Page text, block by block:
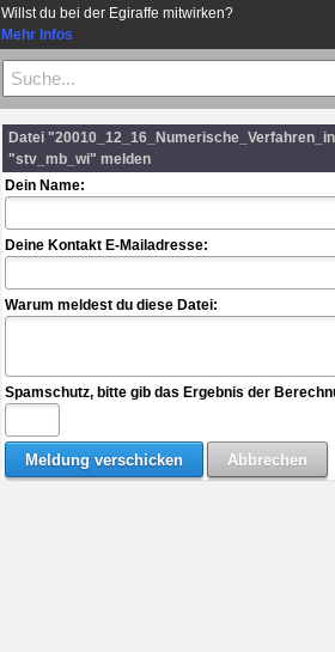
Willst du bei der Egiraffe mitwirken?
Mehr Infos
Datei
"stv_mb_wi" melden
Dein Name:
Deine Kontakt E-Mailadresse:
Warum meldest du diese Datei:
Spamschutz, bitte gib das Ergebnis der